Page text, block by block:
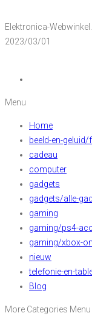
Elektronica-
2023/03/01
Menu
Home
beeld-en-
cadeau
computer
gadgets
gadgets/alle-
gaming
gaming/ps4-
gaming/xbox-
nieuw
telefonie-en-
Blog
More Categories